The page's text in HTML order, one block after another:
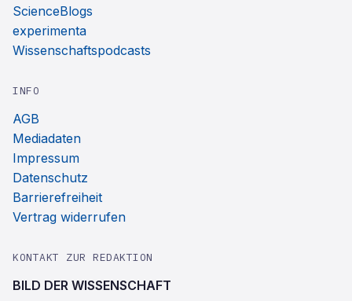
ScienceBlogs
experimenta
Wissenschaftspodcasts
INFO
AGB
Mediadaten
Impressum
Datenschutz
Barrierefreiheit
Vertrag widerrufen
KONTAKT ZUR REDAKTION
BILD DER WISSENSCHAFT